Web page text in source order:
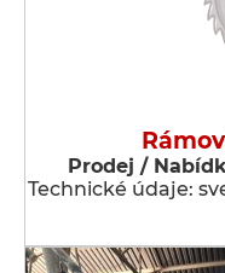
Prodej /
Technické údaje: